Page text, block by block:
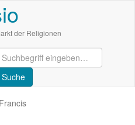
der Religionen
deaktivieren